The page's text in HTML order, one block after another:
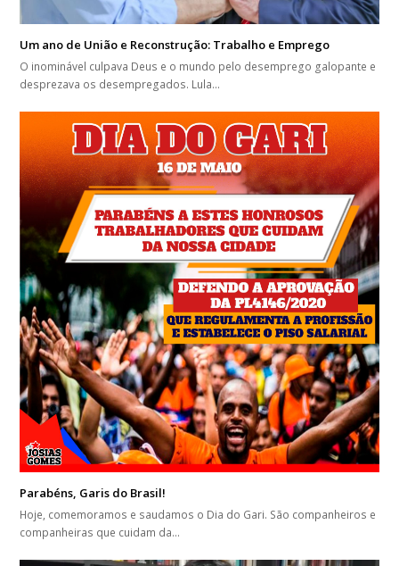
Um ano de União e Reconstrução: Trabalho e Emprego
O inominável culpava Deus e o mundo pelo desemprego galopante e
desprezava os desempregados. Lula…
Parabéns, Garis do Brasil!
Hoje, comemoramos e saudamos o Dia do Gari. São companheiros e
companheiras que cuidam da…